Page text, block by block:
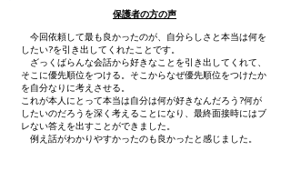
保護者の方の声
今回依頼して最も良かったのが、自分らしさと本当は何を
したい?を引き出してくれたことです。
ざっくばらんな会話から好きなことを引き出してくれて、
そこに優先順位をつける。そこからなぜ優先順位をつけたか
を自分なりに考えさせる。
これが本人にとって本当は自分は何が好きなんだろう?何が
したいのだろうを深く考えることになり、最終面接時にはブ
レない答えを出すことができました。
例え話がわかりやすかったのも良かったと感じました。